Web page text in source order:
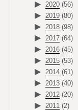
2020 (56)
2019 (80)
2018 (98)
2017 (64)
2016 (45)
2015 (53)
2014 (61)
2013 (40)
2012 (20)
2011 (2)